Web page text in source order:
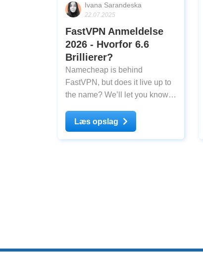
Ivana Sarandeska
22.07.2025
FastVPN Anmeldelse
2026 - Hvorfor 6.6
Brillierer?
Namecheap is behind
FastVPN, but does it live up to
the name? We’ll let you know if
might be unsafe to sign up.
Læs opslag